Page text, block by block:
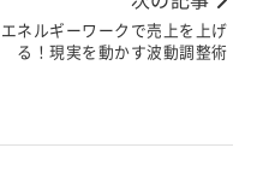
エネルギーワークで売上を上げ
る！現実を動かす波動調整術